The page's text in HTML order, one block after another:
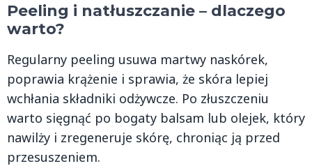
Peeling i natłuszczanie – dlaczego
warto?
Regularny peeling usuwa martwy naskórek,
poprawia krążenie i sprawia, że skóra lepiej
wchłania składniki odżywcze. Po złuszczeniu
warto sięgnąć po bogaty balsam lub olejek, który
nawilży i zregeneruje skórę, chroniąc ją przed
przesuszeniem.